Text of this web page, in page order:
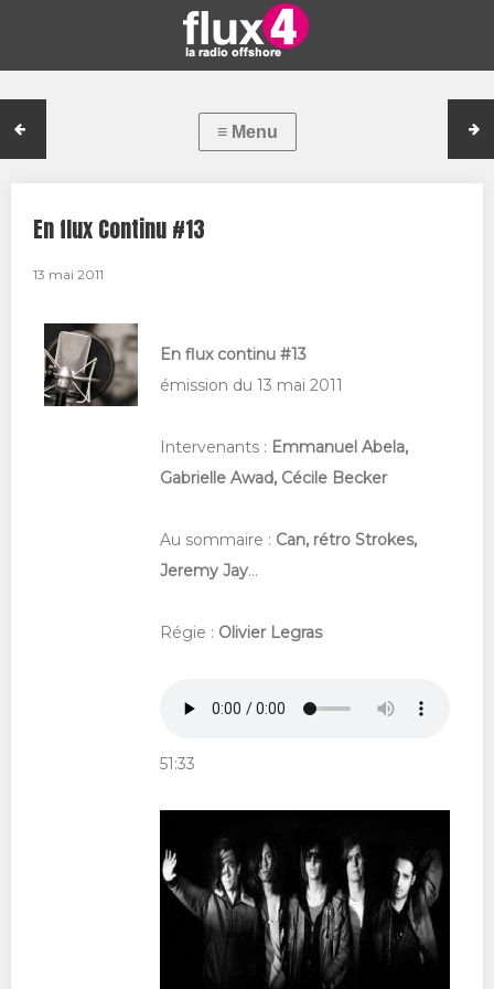
En flux Continu #13
13 mai 2011
En flux continu #13
émission du 13 mai 2011
Intervenants : Emmanuel Abela,
Gabrielle Awad, Cécile Becker
Au sommaire : Can, rétro Strokes,
Jeremy Jay...
Régie : Olivier Legras
51:33